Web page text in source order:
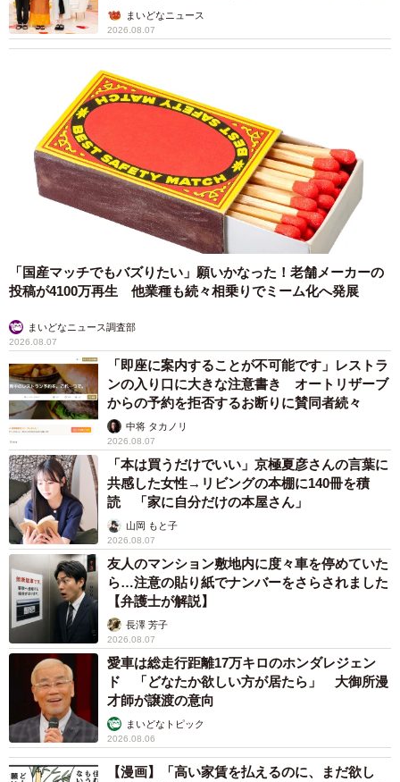
エアコンの効いた部屋でくつろぐモカちゃん（左）、ラテちゃん（右）
退院当日、外で待っていた3匹に、「家の2階にいるから安
心して、元気になって戻ってくるから」とキャリー越しに
次々と屋根をつたって2階のケージの中のラテちゃんに会い
に来た。それはまるでお見舞いのようだった。
外を自由に走らせてあげたい
ん】まいどなニュース
2026.08.07
「国産マッチでもバズりたい」願いかなった！老舗メーカーの
投稿が4100万再生 他業種も続々相乗りでミーム化へ発展
まいどなニュース調査部
2026.08.07
「即座に案内することが不可能です」レストラ
ンの入り口に大きな注意書き オートリザーブ
からの予約を拒否するお断りに賛同者続々
中将 タカノリ
2026.08.07
「本は買うだけでいい」京極夏彦さんの言葉に
共感した女性→リビングの本棚に140冊を積
読 「家に自分だけの本屋さん」
山岡 もと子
2026.08.07
友人のマンション敷地内に度々車を停めていた
ら…注意の貼り紙でナンバーをさらされました
【弁護士が解説】
長澤 芳子
2026.08.07
愛車は総走行距離17万キロのホンダレジェン
ド 「どなたか欲しい方が居たら」 大御所漫
才師が譲渡の意向
まいどなトピック
2026.08.06
【漫画】「高い家賃を払えるのに、まだ欲し